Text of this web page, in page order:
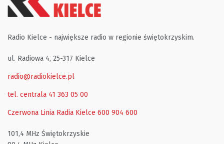
Radio Kielce - największe radio w regionie świętokrzyskim.
ul. Radiowa 4, 25-317 Kielce
radio@radiokielce.pl
tel. centrala 41 363 05 00
Czerwona Linia Radia Kielce 600 904 600
101,4 MHz Świętokrzyskie